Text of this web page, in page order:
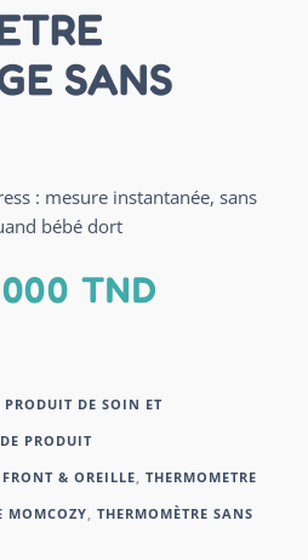
SANS
: mesure instantanée, sans
bébé dort
TND
PRODUIT DE SOIN ET
PRODUIT
& OREILLE THERMOMETRE
MOMCOZY THERMOMÈTRE SANS